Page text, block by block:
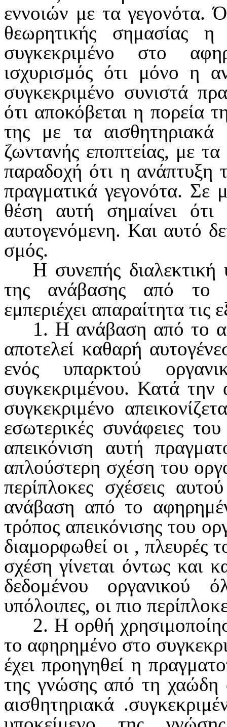
εννοιών με τα γεγονότα.
θεωρητικής σημασίας
συγκεκρι­μένο στο
ισχυρισμός ότι μόνο η
συγκεκριμένο συνιστά
ότι αποκόβεται η πορεία
της με τα
ζωντανής επο­πτείας, με
παραδοχή ότι η ανάπτυξη
πραγματικά γεγο­νότα. Σε
θέση αυτή σημαίνει
αυτογενόμενη. Και αυτό
σμός.
Η συνεπής
της ανάβασης από το
εμπεριέχει απα­ραίτητα τις
1. Η ανάβαση από το
αποτελεί καθαρή
ενός υπαρκτού
συγκεκριμένου. Κατά
συγκεκριμένο
εσωτερικές συνάφειες
απεικόνιση αυτή
απλούστερη σχέση του
περίπλοκες σχέσεις
ανάβαση από το
τρόπος απεικό­νισης του
διαμορφωθεί οι , πλευρές
σχέση γίνεται όντως και
δεδομένου οργανικού
υπόλοιπες, οι πιο
2. Η ορθή
το αφηρημένο στο
έχει προηγηθεί η
της γνώ­σης από τη χαώδη
αισθητηριακά